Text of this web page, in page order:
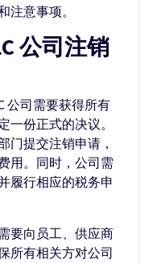
注意事项。
公司注销
公司需要获得所有
一份正式的决议。
门提交注销申请，
用。同时，公司需
履行相应的税务申
要向员工、供应商
所有相关方对公司